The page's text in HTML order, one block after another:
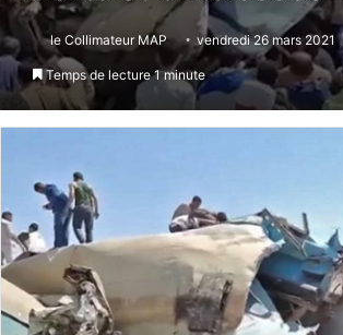
le Collimateur MAP vendredi 26 mars 2021
Temps de lecture 1 minute